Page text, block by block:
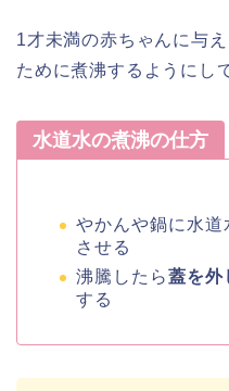
1才未満の赤ちゃんに与
ために煮沸するようにし
水道水の煮沸の仕方
やかんや鍋に水道
させる
沸騰したら蓋を外
する